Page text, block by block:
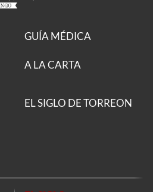
GUÍA MÉDICA
A LA CARTA
EL SIGLO DE TORREON